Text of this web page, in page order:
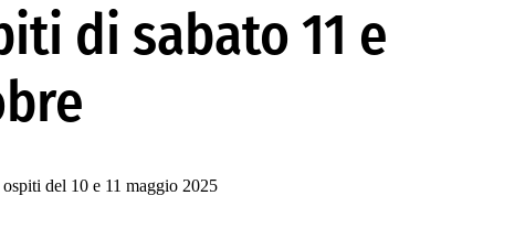
di sabato 11 e